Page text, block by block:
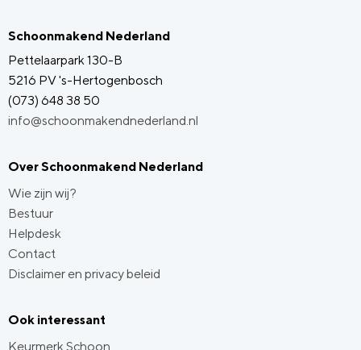
Schoonmakend Nederland
Pettelaarpark 130-B
5216 PV 's-Hertogenbosch
(073) 648 38 50
info@schoonmakendnederland.nl
Over Schoonmakend Nederland
Wie zijn wij?
Bestuur
Helpdesk
Contact
Disclaimer en privacy beleid
Ook interessant
Keurmerk Schoon